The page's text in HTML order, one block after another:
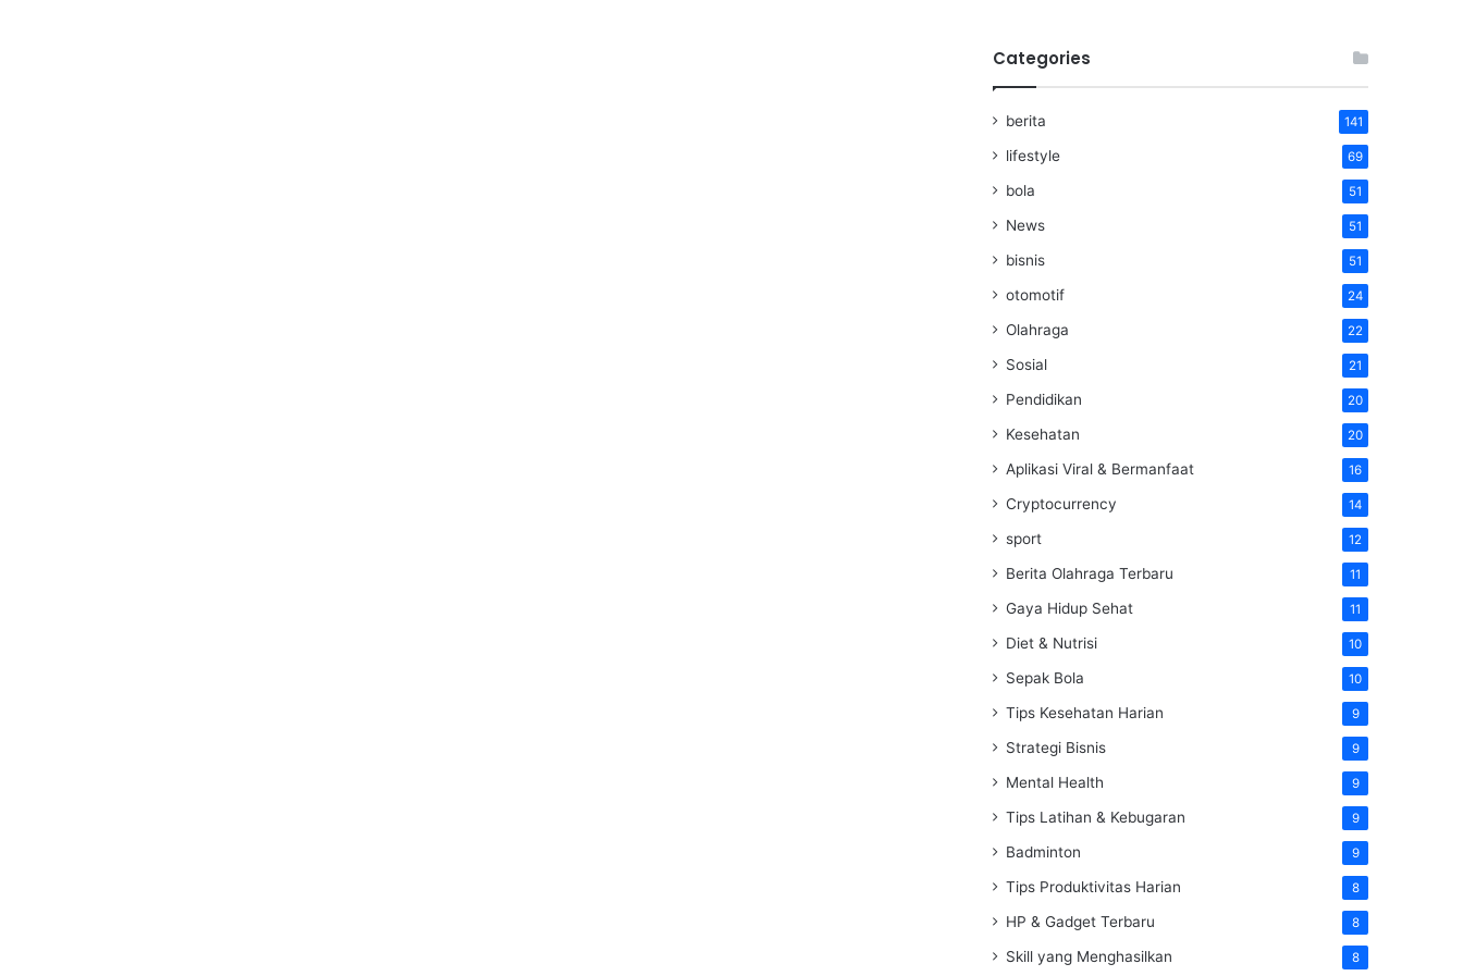
Categories
berita 141
lifestyle 69
bola 51
News 51
bisnis 51
otomotif 24
Olahraga 22
Sosial 21
Pendidikan 20
Kesehatan 20
Aplikasi Viral & Bermanfaat 16
Cryptocurrency 14
sport 12
Berita Olahraga Terbaru 11
Gaya Hidup Sehat 11
Diet & Nutrisi 10
Sepak Bola 10
Tips Kesehatan Harian 9
Strategi Bisnis 9
Mental Health 9
Tips Latihan & Kebugaran 9
Badminton 9
Tips Produktivitas Harian 8
HP & Gadget Terbaru 8
Skill yang Menghasilkan 8